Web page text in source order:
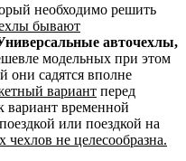
необходимо решить
бывают
авточехлы,
модельных при этом
они садятся вполне
вариант перед
вариант временной
или поездкой на
чехлов не целесообразна.